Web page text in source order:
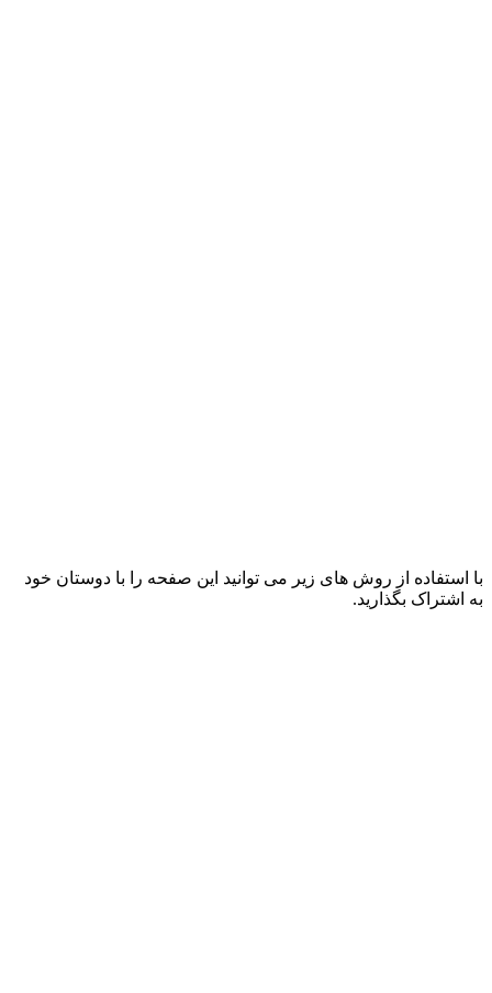
با استفاده از روش های زیر می توانید این صفحه را با دوستان خود
به اشتراک بگذارید.